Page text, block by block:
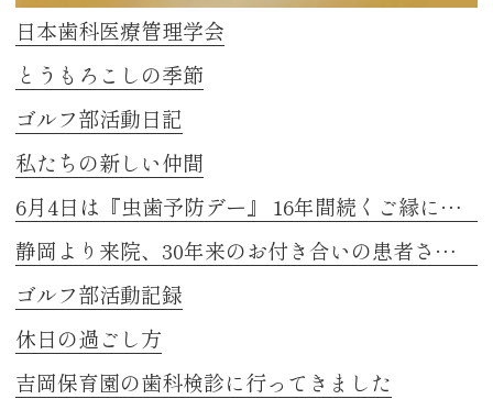
日本歯科医療管理学会
とうもろこしの季節
ゴルフ部活動日記
私たちの新しい仲間
6月4日は『虫歯予防デー』 16年間続くご縁に感謝
静岡より来院、30年来のお付き合いの患者さまのお話し 2
ゴルフ部活動記録
休日の過ごし方
吉岡保育園の歯科検診に行ってきました